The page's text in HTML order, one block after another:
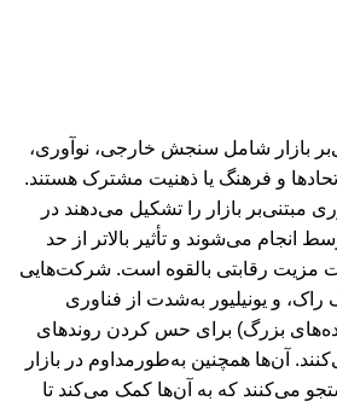
بازار شامل سنجش خارجی، نوآوری،
و فرهنگ یا ذهنیت مشترک هستند.
مبتنی‌بر بازار را تشکیل می‌دهند در
انجام می‌شوند و تأثیر بالاتر از حد
مزیت رقابتی بالقوه است. شرکت‌هایی
راک، و یونیلیور به‌شدت از فناوری
بزرگ) برای حس کردن روندهای
آن‌ها همچنین به‌طور‌مداوم در بازار
می‌کنند که به آن‌ها کمک می‌کند تا